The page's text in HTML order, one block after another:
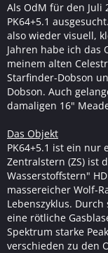
Als OdM für den Juli
PK64+5.1
also wieder visuell,
Jahren habe ich
meinem alten
Starfinder-Dobson
Dobson. Auch
damaligen 16"
Das Objekt
PK64+5.1 ist ein nur
Zentralstern (ZS) ist
Wasserstoffstern"
massereicher Wolf-
Lebenszyklus.
eine rötliche
Spektrum starke
verschieden zu den